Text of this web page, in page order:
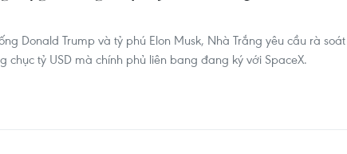
Donald Trump và tỷ phú Elon Musk, Nhà Trắng yêu cầu rà soát
tỷ USD mà chính phủ liên bang đang ký với SpaceX.